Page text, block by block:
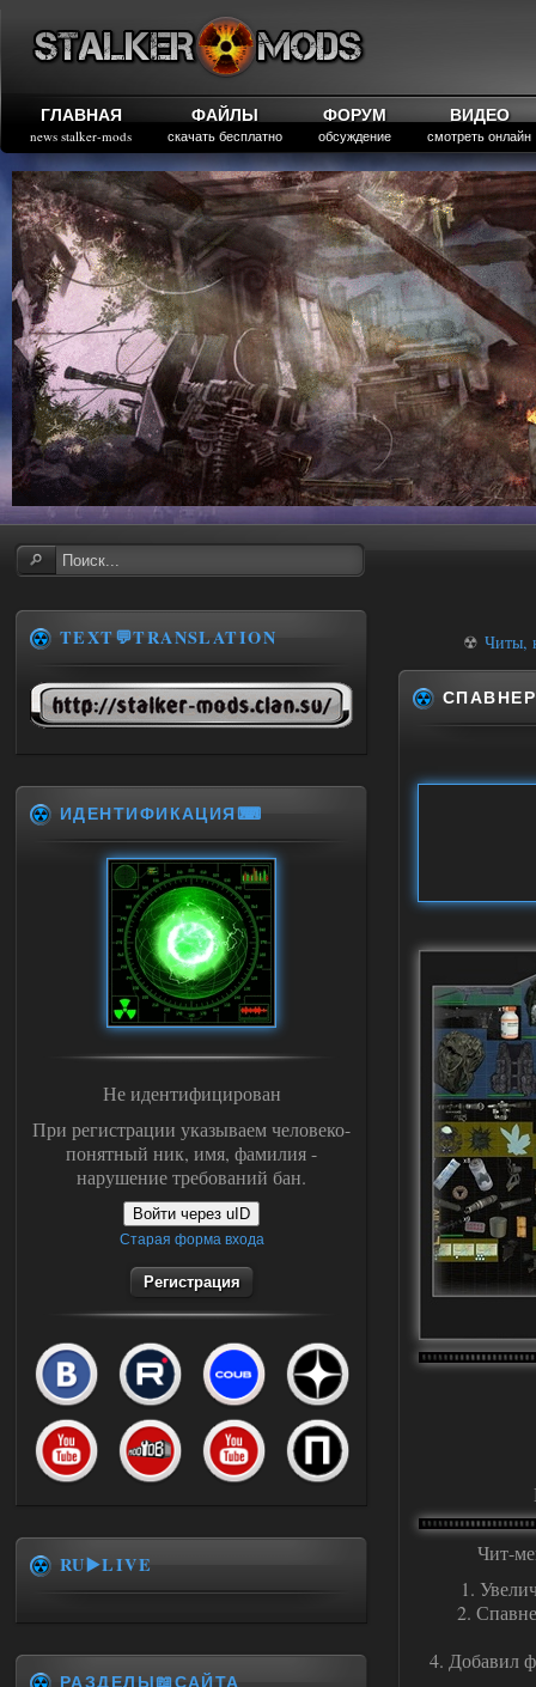
ГЛАВНАЯ
news stalker-mods
ФАЙЛЫ
скачать бесплатно
ФОРУМ
обсуждение
ВИДЕО
смотреть онлайн
☢ Читы,
Чит-
1.
2.
4. Добавил
TEXT💬TRANSLATION
ИДЕНТИФИКАЦИЯ⌨
Не идентифицирован
При регистрации указываем человеко-
понятный ник, имя, фамилия -
нарушение требований бан.
Войти через uID
Старая форма входа
Регистрация
RU▶️LIVE
РАЗДЕЛЫ📖САЙТА